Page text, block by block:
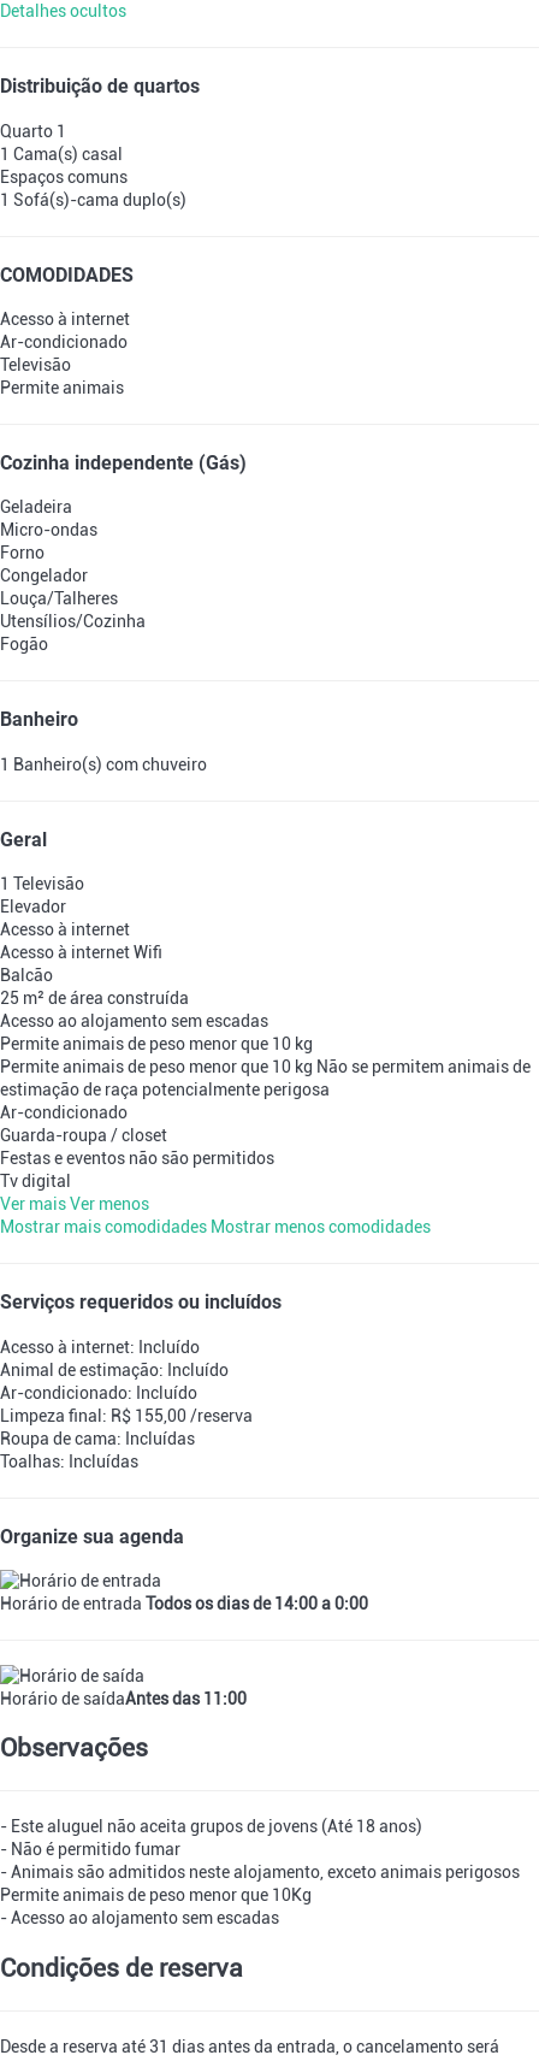
Detalhes ocultos
Distribuição de quartos
Quarto 1
1 Cama(s) casal
Espaços comuns
1 Sofá(s)-cama duplo(s)
COMODIDADES
Acesso à internet
Ar-condicionado
Televisão
Permite animais
Cozinha independente (Gás)
Geladeira
Micro-ondas
Forno
Congelador
Louça/Talheres
Utensílios/Cozinha
Fogão
Banheiro
1 Banheiro(s) com chuveiro
Geral
1 Televisão
Elevador
Acesso à internet
Acesso à internetWifi
Balcão
25 m² de área construída
Acesso ao alojamento sem escadas
Permite animais de peso menor que 10 kg
Permite animais de peso menor que 10 kg Não se permitem animais de
estimação de raça potencialmente perigosa
Ar-condicionado
Guarda-roupa / closet
Festas e eventos não são permitidos
Tv digital
Ver maisVer menos
Mostrar mais comodidades Mostrar menos comodidades
Serviços requeridos ou incluídos
Acesso à internet: Incluído
Animal de estimação: Incluído
Ar-condicionado: Incluído
Limpeza final: R$ 155,00 /reserva
Roupa de cama: Incluídas
Toalhas: Incluídas
Organize sua agenda
Horário de entrada Todos os dias de 14:00 a 0:00
Horário de saídaAntes das 11:00
Observações
- Este aluguel não aceita grupos de jovens (Até 18 anos)
- Não é permitido fumar
- Animais são admitidos neste alojamento, exceto animais perigosos
Permite animais de peso menor que 10Kg
- Acesso ao alojamento sem escadas
Condições de reserva
Desde a reserva até 31 dias antes da entrada, o cancelamento será